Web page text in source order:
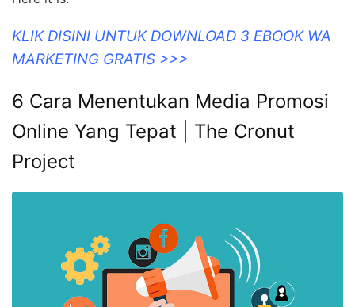
KLIK DISINI UNTUK DOWNLOAD 3 EBOOK WA
MARKETING GRATIS >>>
6 Cara Menentukan Media Promosi
Online Yang Tepat | The Cronut
Project